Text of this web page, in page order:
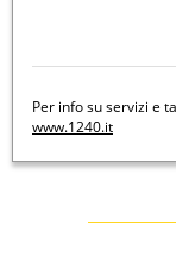
Per info su servizi e
www.1240.it